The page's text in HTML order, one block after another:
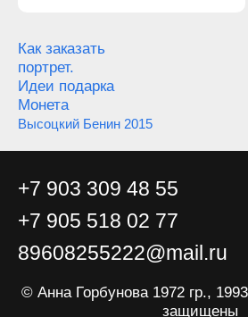
Как заказать
портрет.
Идеи подарка
Монета
Высоцкий Бенин 2015
+7 903 309 48 55
+7 905 518 02 77
89608255222@mail.ru
© Анна Горбунова 1972 гр.,
защищены